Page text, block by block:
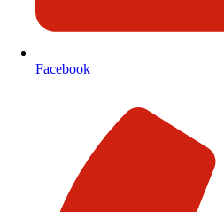
Facebook